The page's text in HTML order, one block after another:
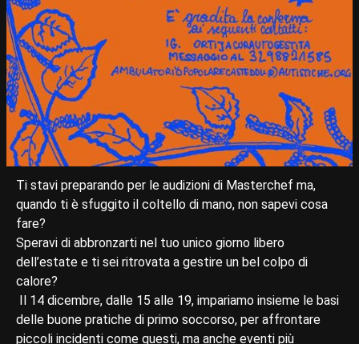
Ti stavi preparando per le audizioni di Masterchef ma,
quando ti è sfuggito il coltello di mano, non sapevi cosa
fare?
Speravi di abbronzarti nel tuo unico giorno libero
dell’estate e ti sei ritrovata a gestire un bel colpo di
calore?
Il 14 dicembre, dalle 15 alle 19, impariamo insieme le basi
delle buone pratiche di primo soccorso, per affrontare
piccoli incidenti come questi, ma anche eventi più